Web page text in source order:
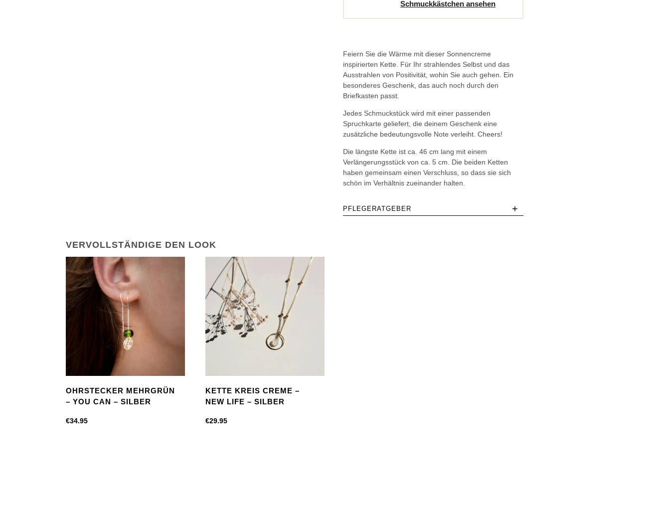
Schmuckkästchen ansehen
Feiern Sie die Wärme mit dieser Sonnencreme
inspirierten Kette. Für Ihr strahlendes Selbst und das
Ausstrahlen von Positivität, wohin Sie auch gehen. Ein
besonderes Geschenk, das auch noch durch den
Briefkasten passt.
Jedes Schmuckstück wird mit einer passenden
Spruchkarte geliefert, die deinem Geschenk eine
zusätzliche bedeutungsvolle Note verleiht. Cheers!
Die längste Kette ist ca. 46 cm lang mit einem
Verlängerungsstück von ca. 5 cm. Die beiden Ketten
haben gemeinsam einen Verschluss, so dass sie sich
schön im Verhältnis zueinander halten.
PFLEGERATGEBER +
VERVOLLSTÄNDIGE DEN LOOK
OHRSTECKER MEHRGRÜN
– YOU CAN – SILBER
€34.95
KETTE KREIS CREME –
NEW LIFE – SILBER
€29.95